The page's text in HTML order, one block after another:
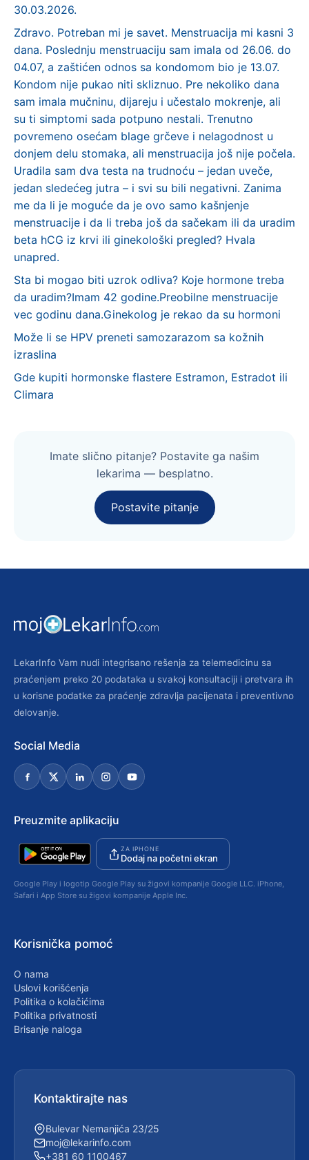
30.03.2026.
Zdravo. Potreban mi je savet. Menstruacija mi kasni 3
dana. Poslednju menstruaciju sam imala od 26.06. do
04.07, a zaštićen odnos sa kondomom bio je 13.07.
Kondom nije pukao niti skliznuo. Pre nekoliko dana
sam imala mučninu, dijareju i učestalo mokrenje, ali
su ti simptomi sada potpuno nestali. Trenutno
povremeno osećam blage grčeve i nelagodnost u
donjem delu stomaka, ali menstruacija još nije počela.
Uradila sam dva testa na trudnoću – jedan uveče,
jedan sledećeg jutra – i svi su bili negativni. Zanima
me da li je moguće da je ovo samo kašnjenje
menstruacije i da li treba još da sačekam ili da uradim
beta hCG iz krvi ili ginekološki pregled? Hvala
unapred.
Sta bi mogao biti uzrok odliva? Koje hormone treba
da uradim?Imam 42 godine.Preobilne menstruacije
vec godinu dana.Ginekolog je rekao da su hormoni
Može li se HPV preneti samozarazom sa kožnih
izraslina
Gde kupiti hormonske flastere Estramon, Estradot ili
Climara
Imate slično pitanje? Postavite ga našim
lekarima — besplatno.
Postavite pitanje
LekarInfo Vam nudi integrisano rešenja za telemedicinu sa
praćenjem preko 20 podataka u svakoj konsultaciji i pretvara ih
u korisne podatke za praćenje zdravlja pacijenata i preventivno
delovanje.
Social Media
Preuzmite aplikaciju
ZA IPHONE
Dodaj na početni ekran
Google Play i logotip Google Play su žigovi kompanije Google LLC. iPhone,
Safari i App Store su žigovi kompanije Apple Inc.
Korisnička pomoć
O nama
Uslovi korišćenja
Politika o kolačićima
Politika privatnosti
Brisanje naloga
Kontaktirajte nas
Bulevar Nemanjića 23/25
moj@lekarinfo.com
+381 60 1100467